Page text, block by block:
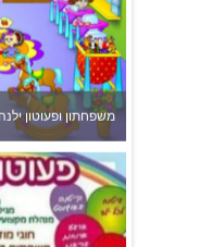
משפחתון ופעוטון